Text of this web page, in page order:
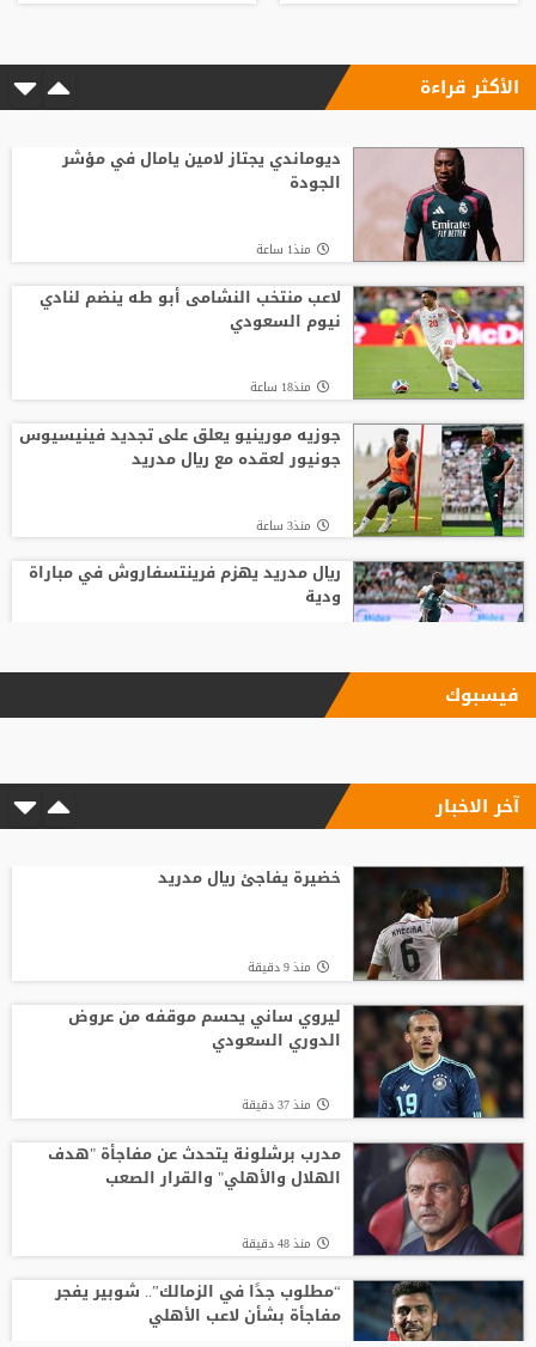
الأكثر قراءة
ديوماندي يجتاز لامين يامال في مؤشر
الجودة
منذ1 ساعة
لاعب منتخب النشامى أبو طه ينضم لنادي
نيوم السعودي
منذ18 ساعة
جوزيه مورينيو يعلق على تجديد فينيسيوس
جونيور لعقده مع ريال مدريد
منذ3 ساعة
ريال مدريد يهزم فرينتسفاروش في مباراة
ودية
ليفربول يحسم صفقة أراخو لاعب برشلونة
مأساة وفاة لاعب شاب
انطلاق منافسات بطولة الحسن الدولية
العاشرة للتايكواندو
لوكا زيدان يودع غرناطة ويوقع لناد إسباني
جديد
فيسبوك
آخر الاخبار
خضيرة يفاجئ ريال مدريد
منذ 9 دقيقة
ليروي ساني يحسم موقفه من عروض
الدوري السعودي
منذ 37 دقيقة
مدرب برشلونة يتحدث عن مفاجأة "هدف
الهلال والأهلي" والقرار الصعب
منذ 48 دقيقة
“مطلوب جدًا في الزمالك”.. شوبير يفجر
مفاجأة بشأن لاعب الأهلي